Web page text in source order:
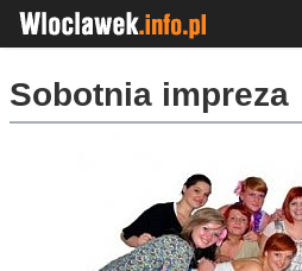
Sobotnia impreza